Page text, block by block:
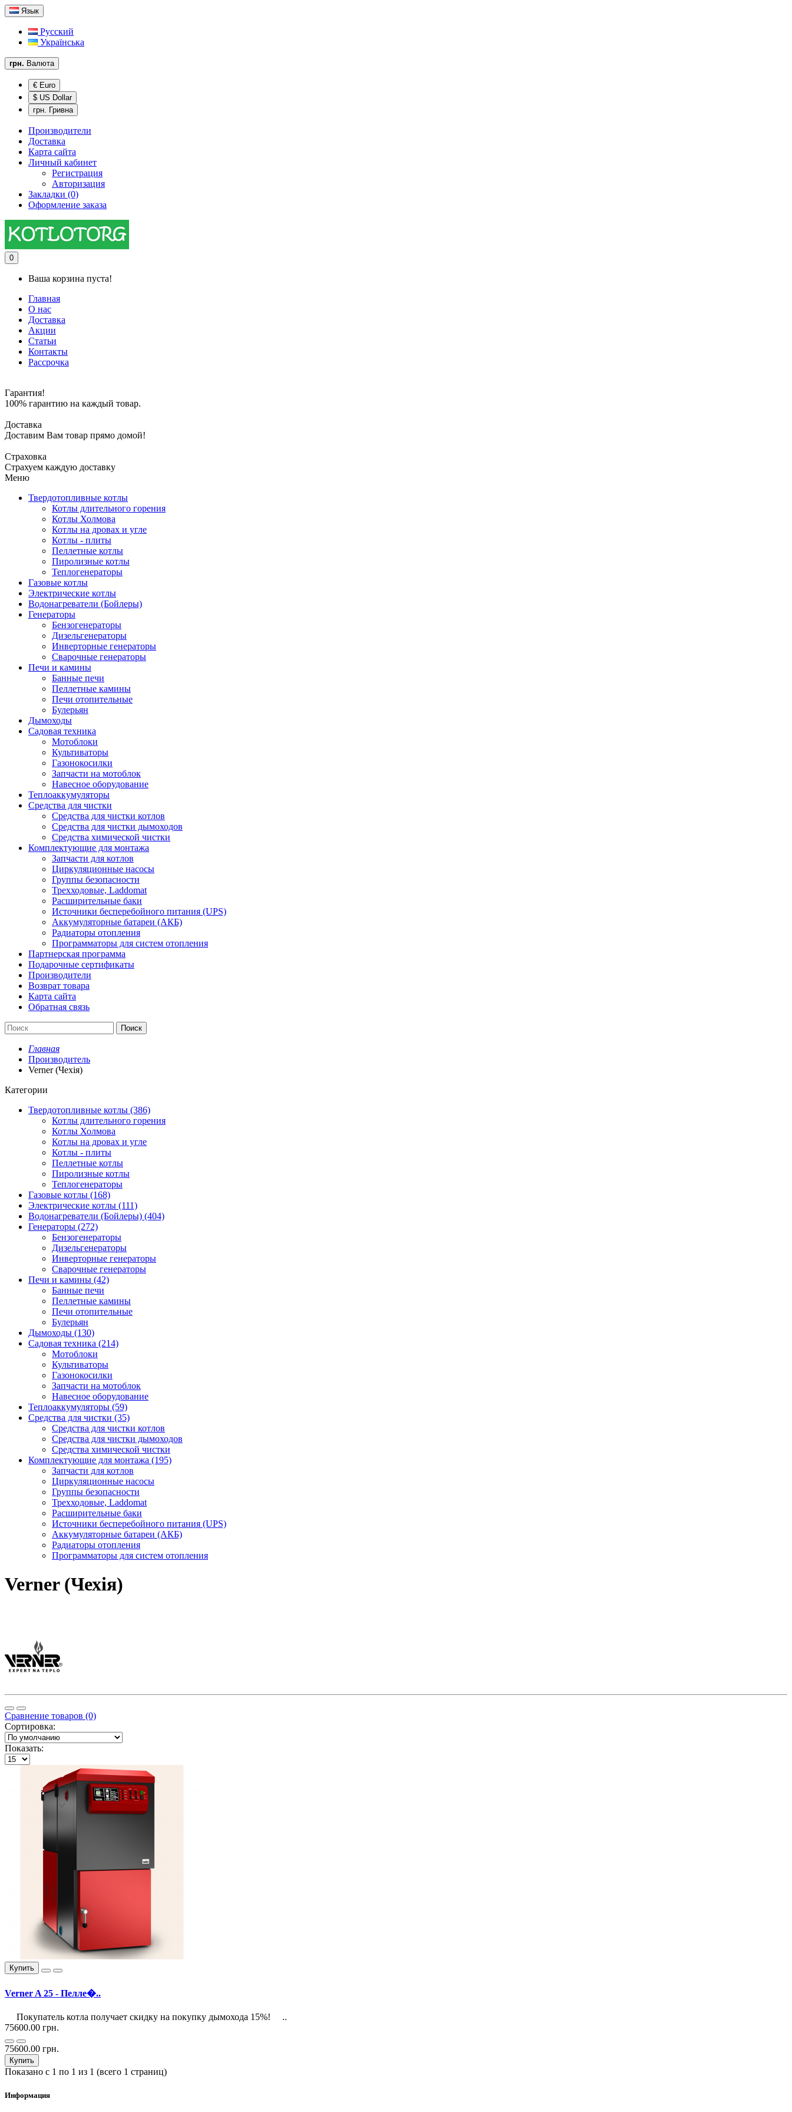
Язык
Русский
Українська
грн. Валюта
€ Euro
$ US Dollar
грн. Гривна
Производители
Доставка
Карта сайта
Личный кабинет
Регистрация
Авторизация
Закладки (0)
Оформление заказа
0
Ваша корзина пуста!
Главная
О нас
Доставка
Акции
Статьи
Контакты
Рассрочка
Гарантия!
100% гарантию на каждый товар.
Доставка
Доставим Вам товар прямо домой!
Страховка
Страхуем каждую доставку
Меню
Твердотопливные котлы
Котлы длительного горения
Котлы Холмова
Котлы на дровах и угле
Котлы - плиты
Пеллетные котлы
Пиролизные котлы
Теплогенераторы
Газовые котлы
Электрические котлы
Водонагреватели (Бойлеры)
Генераторы
Бензогенераторы
Дизельгенераторы
Инверторные генераторы
Сварочные генераторы
Печи и камины
Банные печи
Пеллетные камины
Печи отопительные
Булерьян
Дымоходы
Садовая техника
Мотоблоки
Культиваторы
Газонокосилки
Запчасти на мотоблок
Навесное оборудование
Теплоаккумуляторы
Средства для чистки
Средства для чистки котлов
Средства для чистки дымоходов
Средства химической чистки
Комплектующие для монтажа
Запчасти для котлов
Циркуляционные насосы
Группы безопасности
Трехходовые, Laddomat
Расширительные баки
Источники бесперебойного питания (UPS)
Аккумуляторные батареи (АКБ)
Радиаторы отопления
Программаторы для систем отопления
Партнерская программа
Подарочные сертификаты
Производители
Возврат товара
Карта сайта
Обратная связь
Поиск
Главная
Производитель
Verner (Чехія)
Категории
Твердотопливные котлы (386)
Котлы длительного горения
Котлы Холмова
Котлы на дровах и угле
Котлы - плиты
Пеллетные котлы
Пиролизные котлы
Теплогенераторы
Газовые котлы (168)
Электрические котлы (111)
Водонагреватели (Бойлеры) (404)
Генераторы (272)
Бензогенераторы
Дизельгенераторы
Инверторные генераторы
Сварочные генераторы
Печи и камины (42)
Банные печи
Пеллетные камины
Печи отопительные
Булерьян
Дымоходы (130)
Садовая техника (214)
Мотоблоки
Культиваторы
Газонокосилки
Запчасти на мотоблок
Навесное оборудование
Теплоаккумуляторы (59)
Средства для чистки (35)
Средства для чистки котлов
Средства для чистки дымоходов
Средства химической чистки
Комплектующие для монтажа (195)
Запчасти для котлов
Циркуляционные насосы
Группы безопасности
Трехходовые, Laddomat
Расширительные баки
Источники бесперебойного питания (UPS)
Аккумуляторные батареи (АКБ)
Радиаторы отопления
Программаторы для систем отопления
Verner (Чехія)
Сравнение товаров (0)
Сортировка:
Показать:
Купить
Verner A 25 - Пелле�..
Покупатель котла получает скидку на покупку дымохода 15%! ..
75600.00 грн.
75600.00 грн.
Купить
Показано с 1 по 1 из 1 (всего 1 страниц)
Информация